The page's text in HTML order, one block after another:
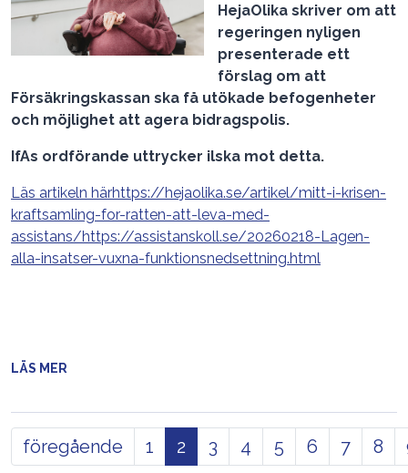
HejaOlika skriver om att
regeringen nyligen
presenterade ett
förslag om att
Försäkringskassan ska få utökade befogenheter
och möjlighet att agera bidragspolis.
IfAs ordförande uttrycker ilska mot detta.
Läs artikeln härhttps://hejaolika.se/artikel/mitt-i-krisen-
kraftsamling-for-ratten-att-leva-med-
assistans/https://assistanskoll.se/20260218-Lagen-
alla-insatser-vuxna-funktionsnedsettning.html
LÄS MER
föregående 1 2 3 4 5 6 7 8